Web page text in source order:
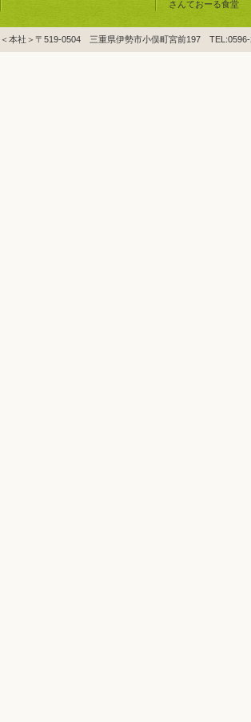
さんておーる食堂
＜本社＞〒519-0504 三重県伊勢市小俣町宮前197 TEL:0596-